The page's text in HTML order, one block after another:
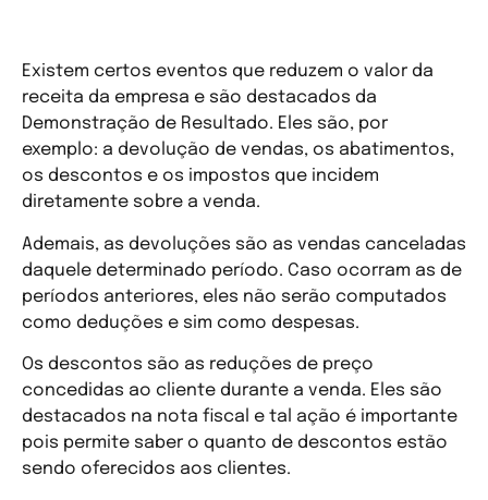
Existem certos eventos que reduzem o valor da
receita da empresa e são destacados da
Demonstração de Resultado. Eles são, por
exemplo: a devolução de vendas, os abatimentos,
os descontos e os impostos que incidem
diretamente sobre a venda.
Ademais, as devoluções são as vendas canceladas
daquele determinado período. Caso ocorram as de
períodos anteriores, eles não serão computados
como deduções e sim como despesas.
Os descontos são as reduções de preço
concedidas ao cliente durante a venda. Eles são
destacados na nota fiscal e tal ação é importante
pois permite saber o quanto de descontos estão
sendo oferecidos aos clientes.